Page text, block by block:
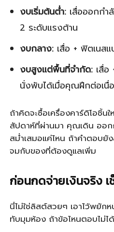
งบเริ่มต้นต่ำ: เสื่อออกกำ
2 ระดับแรงต้าน
งบกลาง: เสื่อ + ฟิตเนส
งบสูงแต่พื้นที่จำกัด: เสื่อ
นั่งพับได้เมื่อคุณฝึกต่อเนื่
ถ้าคิดจะซื้อเครื่องคาร์ดิโอชิ้น
สัปดาห์ที่ผ่านมา คุณเดิน ออก
สม่ำเสมอแค่ไหน ถ้าคำตอบยั
จมกับของที่ต้องดูแลเพิ่ม
ก่อนกดจ่ายเงินจริง
นี่ไม่ใช่ลิสต์สวยๆ เอาไว้พยัก
ทับมุมห้อง ถ้าข้อไหนตอบไม่ไ